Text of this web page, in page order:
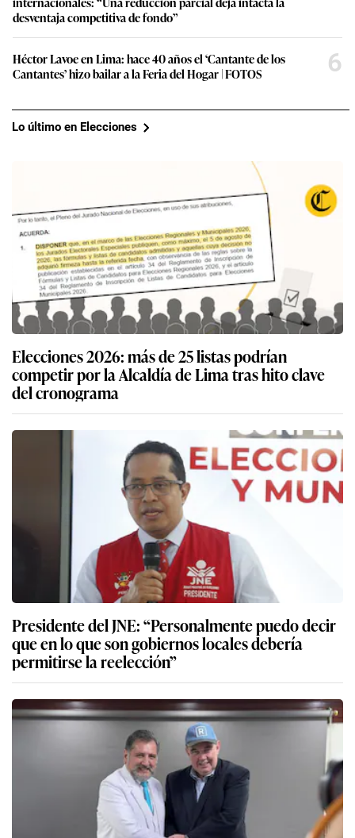
desventaja competitiva de fondo”
Héctor Lavoe en Lima: hace 40 años el ‘Cantante de los
Cantantes’ hizo bailar a la Feria del Hogar | FOTOS
6
Lo último en Elecciones
Elecciones 2026: más de 25 listas podrían
competir por la Alcaldía de Lima tras hito clave
del cronograma
Presidente del JNE: “Personalmente puedo decir
que en lo que son gobiernos locales debería
permitirse la reelección”